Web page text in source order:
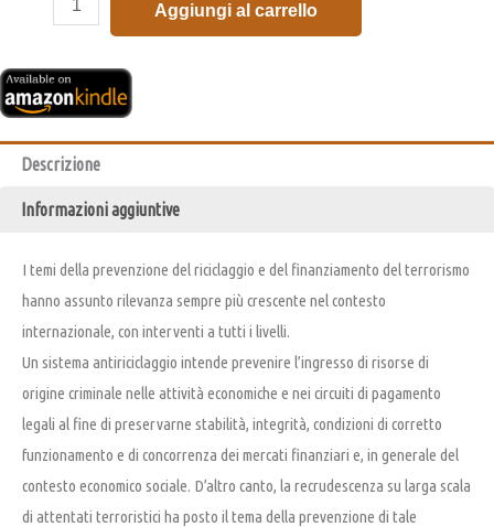
Aggiungi al carrello
Descrizione
Informazioni aggiuntive
I temi della prevenzione del riciclaggio e del finanziamento del terrorismo
hanno assunto rilevanza sempre più crescente nel contesto
internazionale, con interventi a tutti i livelli.
Un sistema antiriciclaggio intende prevenire l’ingresso di risorse di
origine criminale nelle attività economiche e nei circuiti di pagamento
legali al fine di preservarne stabilità, integrità, condizioni di corretto
funzionamento e di concorrenza dei mercati finanziari e, in generale del
contesto economico sociale. D’altro canto, la recrudescenza su larga scala
di attentati terroristici ha posto il tema della prevenzione di tale